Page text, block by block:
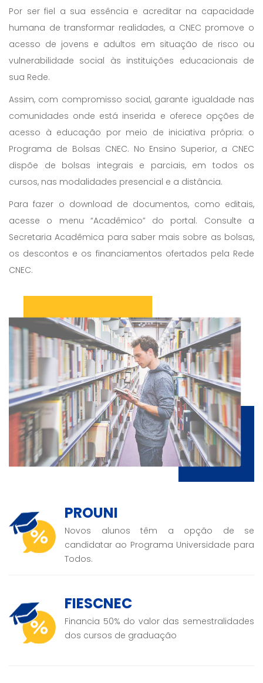
Por ser fiel a sua essência e acreditar na capacidade
humana de transformar realidades, a CNEC promove o
acesso de jovens e adultos em situação de risco ou
vulnerabilidade social às instituições educacionais de
sua Rede.
Assim, com compromisso social, garante igualdade nas
comunidades onde está inserida e oferece opções de
acesso à educação por meio de iniciativa própria: o
Programa de Bolsas CNEC. No Ensino Superior, a CNEC
dispõe de bolsas integrais e parciais, em todos os
cursos, nas modalidades presencial e a distância.
Para fazer o download de documentos, como editais,
acesse o menu “Acadêmico” do portal. Consulte a
Secretaria Acadêmica para saber mais sobre as bolsas,
os descontos e os financiamentos ofertados pela Rede
CNEC.
PROUNI
Novos alunos têm a opção de se
candidatar ao Programa Universidade para
Todos.
FIESCNEC
Financia 50% do valor das semestralidades
dos cursos de graduação